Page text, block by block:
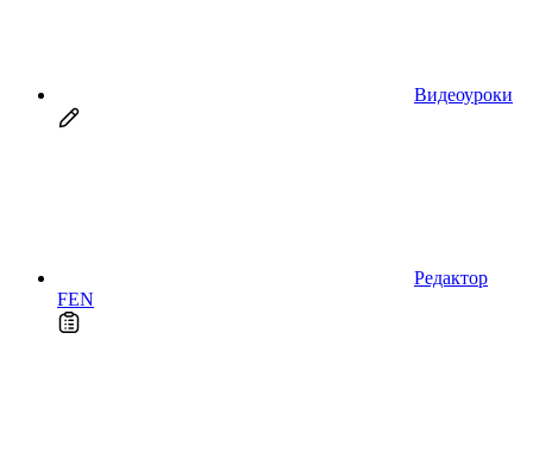
Видеоуроки
Редактор
FEN